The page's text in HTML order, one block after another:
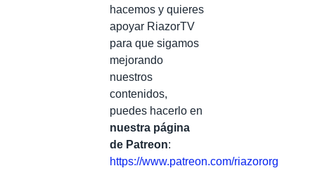
hacemos y quieres
apoyar RiazorTV
para que sigamos
mejorando
nuestros
contenidos,
puedes hacerlo en
nuestra página
de Patreon:
https://www.patreon.com/riazororg